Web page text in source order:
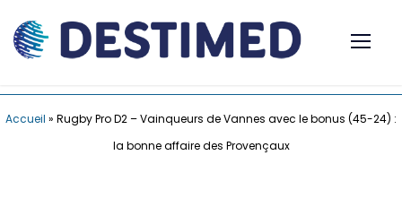
Accueil » Rugby Pro D2 – Vainqueurs de Vannes avec le bonus (45-24) :
la bonne affaire des Provençaux